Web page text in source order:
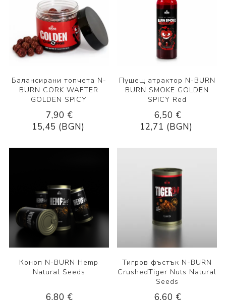
Балансирани топчета N-
BURN CORK WAFTER
GOLDEN SPICY
7,90 €
15,45 (BGN)
Пушещ атрактор N-BURN
BURN SMOKE GOLDEN
SPICY Red
6,50 €
12,71 (BGN)
Коноп N-BURN Hemp
Natural Seeds
6,80 €
Тигров фъстък N-BURN
CrushedTiger Nuts Natural
Seeds
6,60 €